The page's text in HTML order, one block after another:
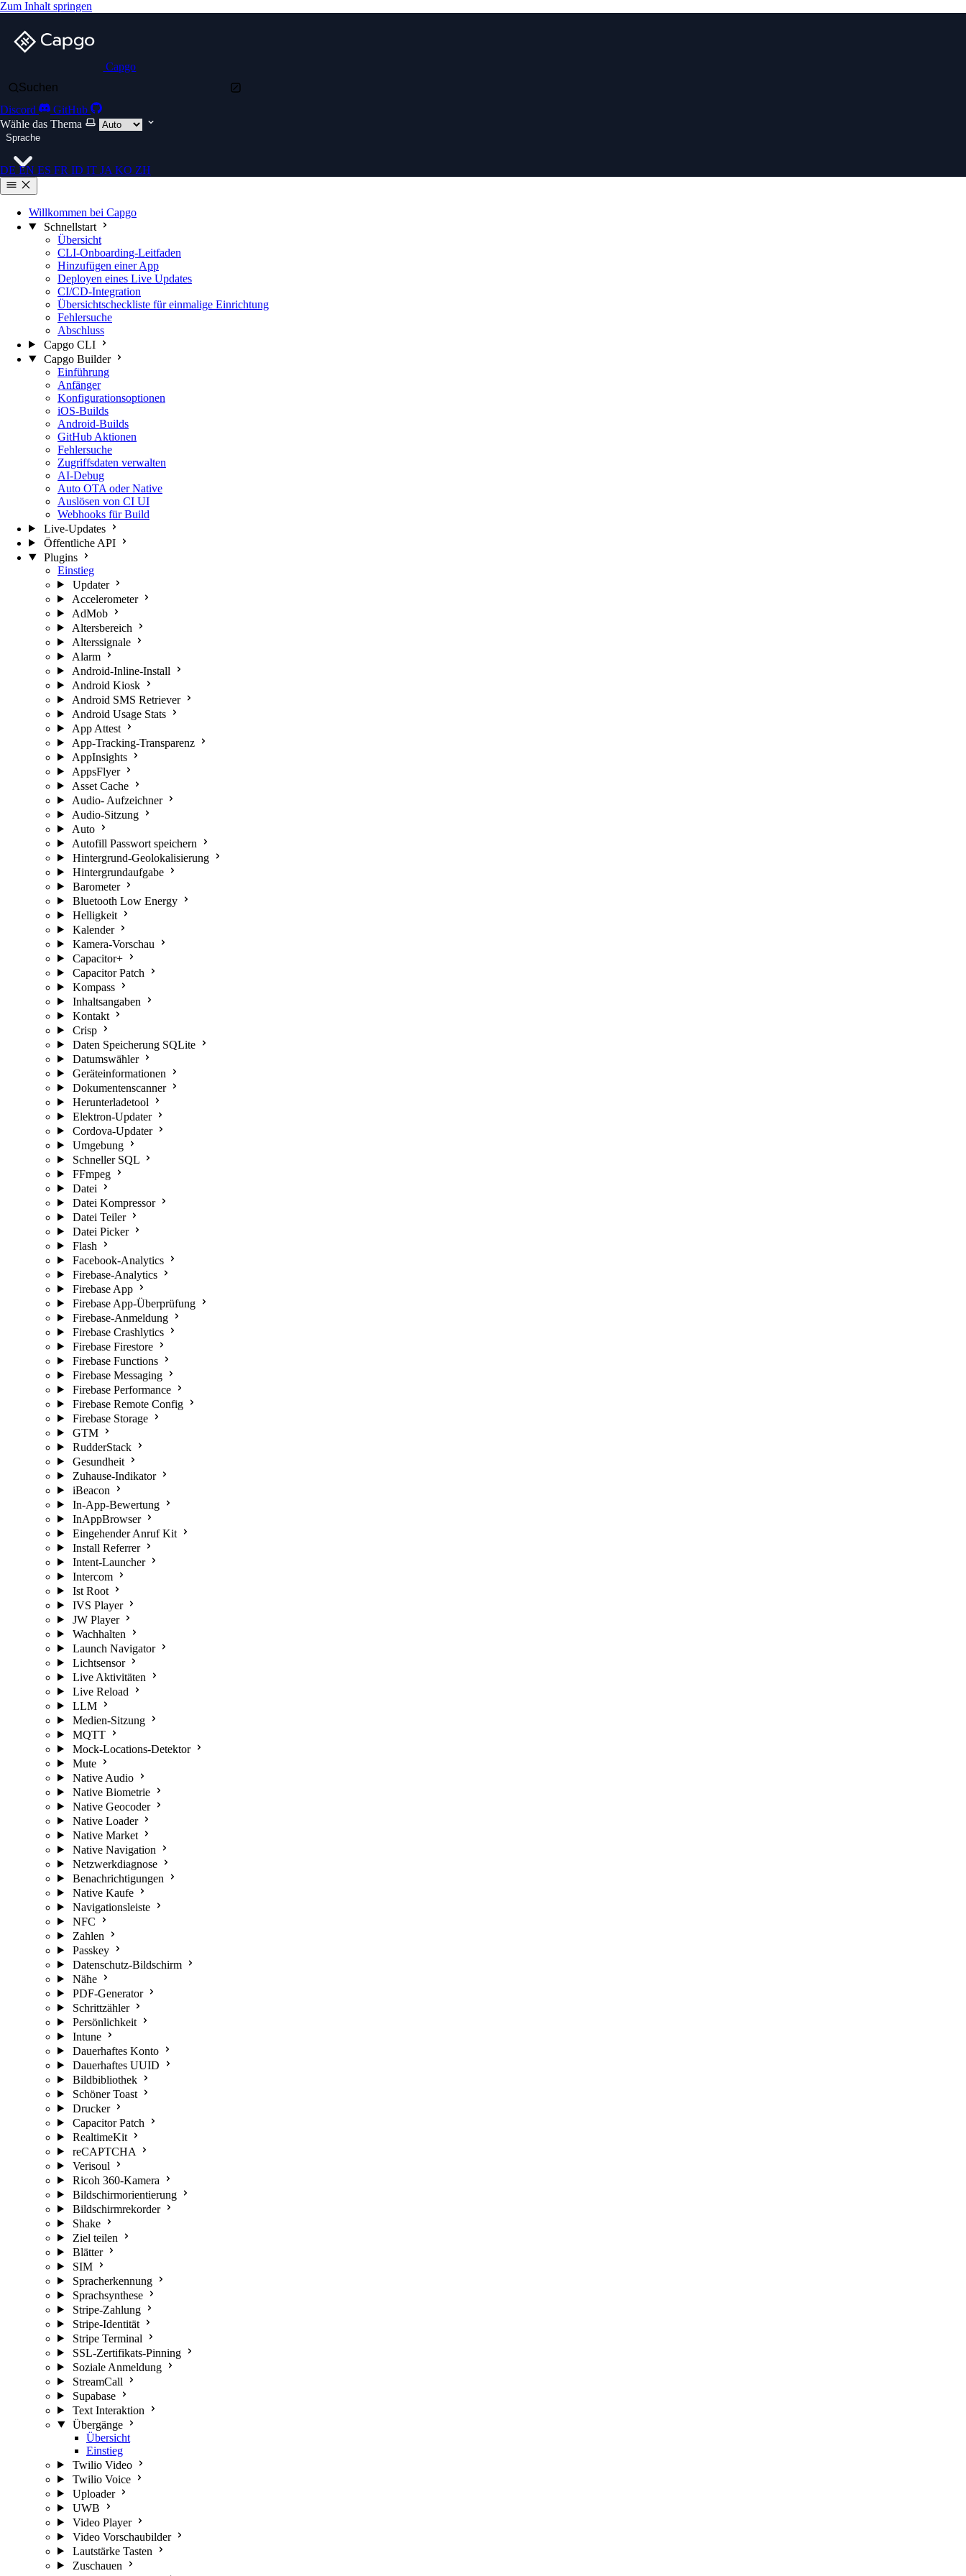
Zum Inhalt springen
Capgo
Suchen
Discord
GitHub
Wähle das Thema
Sprache
DE EN ES FR ID IT JA KO ZH
Willkommen bei Capgo
Schnellstart
Übersicht
CLI-Onboarding-Leitfaden
Hinzufügen einer App
Deployen eines Live Updates
CI/CD-Integration
Übersichtscheckliste für einmalige Einrichtung
Fehlersuche
Abschluss
Capgo CLI
Capgo Builder
Einführung
Anfänger
Konfigurationsoptionen
iOS-Builds
Android-Builds
GitHub Aktionen
Fehlersuche
Zugriffsdaten verwalten
AI-Debug
Auto OTA oder Native
Auslösen von CI UI
Webhooks für Build
Live-Updates
Öffentliche API
Plugins
Einstieg
Updater
Accelerometer
AdMob
Altersbereich
Alterssignale
Alarm
Android-Inline-Install
Android Kiosk
Android SMS Retriever
Android Usage Stats
App Attest
App-Tracking-Transparenz
AppInsights
AppsFlyer
Asset Cache
Audio- Aufzeichner
Audio-Sitzung
Auto
Autofill Passwort speichern
Hintergrund-Geolokalisierung
Hintergrundaufgabe
Barometer
Bluetooth Low Energy
Helligkeit
Kalender
Kamera-Vorschau
Capacitor+
Capacitor Patch
Kompass
Inhaltsangaben
Kontakt
Crisp
Daten Speicherung SQLite
Datumswähler
Geräteinformationen
Dokumentenscanner
Herunterladetool
Elektron-Updater
Cordova-Updater
Umgebung
Schneller SQL
FFmpeg
Datei
Datei Kompressor
Datei Teiler
Datei Picker
Flash
Facebook-Analytics
Firebase-Analytics
Firebase App
Firebase App-Überprüfung
Firebase-Anmeldung
Firebase Crashlytics
Firebase Firestore
Firebase Functions
Firebase Messaging
Firebase Performance
Firebase Remote Config
Firebase Storage
GTM
RudderStack
Gesundheit
Zuhause-Indikator
iBeacon
In-App-Bewertung
InAppBrowser
Eingehender Anruf Kit
Install Referrer
Intent-Launcher
Intercom
Ist Root
IVS Player
JW Player
Wachhalten
Launch Navigator
Lichtsensor
Live Aktivitäten
Live Reload
LLM
Medien-Sitzung
MQTT
Mock-Locations-Detektor
Mute
Native Audio
Native Biometrie
Native Geocoder
Native Loader
Native Market
Native Navigation
Netzwerkdiagnose
Benachrichtigungen
Native Kaufe
Navigationsleiste
NFC
Zahlen
Passkey
Datenschutz-Bildschirm
Nähe
PDF-Generator
Schrittzähler
Persönlichkeit
Intune
Dauerhaftes Konto
Dauerhaftes UUID
Bildbibliothek
Schöner Toast
Drucker
Capacitor Patch
RealtimeKit
reCAPTCHA
Verisoul
Ricoh 360-Kamera
Bildschirmorientierung
Bildschirmrekorder
Shake
Ziel teilen
Blätter
SIM
Spracherkennung
Sprachsynthese
Stripe-Zahlung
Stripe-Identität
Stripe Terminal
SSL-Zertifikats-Pinning
Soziale Anmeldung
StreamCall
Supabase
Text Interaktion
Übergänge
Übersicht
Einstieg
Twilio Video
Twilio Voice
Uploader
UWB
Video Player
Video Vorschaubilder
Lautstärke Tasten
Zuschauen